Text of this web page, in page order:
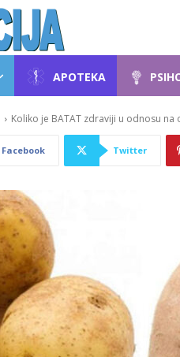
APOTEKA
Koliko je BATAT zdraviji u odnosu na
Facebook Twitter